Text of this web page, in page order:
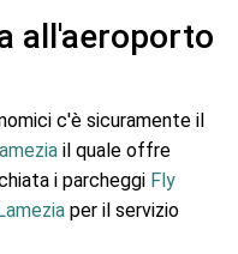
all'aeroporto
c'è sicuramente il
il quale offre
i parcheggi Fly
per il servizio